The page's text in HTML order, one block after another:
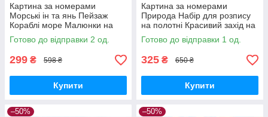
Картина за номерами
Морські ін та янь Пейзаж
Кораблі море Малюнки на
полотні Brushme BS52291
Готово до відправки 2 од.
299 ₴ 598 ₴
Купити
Картина за номерами
Природа Набір для розпису
на полотні Красивий захід на
озері Живопис по номерам
40x50 Brushme BS21737
Готово до відправки 1 од.
325 ₴ 650 ₴
Купити
–50% –50%